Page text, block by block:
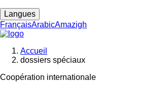
Langues
FrançaisArabicAmazigh
Fil
d'Ariane
Accueil
dossiers spéciaux
Coopération internationale